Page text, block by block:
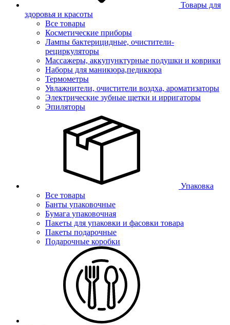
Товары для
здоровья и красоты
Все товары
Косметические приборы
Лампы бактерицидные, очистители-
рециркуляторы
Массажеры, аккупунктурные подушки и коврики
Наборы для маникюра,педикюра
Термометры
Увлажнители, очистители воздха, ароматизаторы
Электрические зубные щетки и ирригаторы
Эпиляторы
Упаковка
Все товары
Банты упаковочные
Бумага упаковочная
Пакеты для упаковки и фасовки товара
Пакеты подарочные
Подарочные коробки